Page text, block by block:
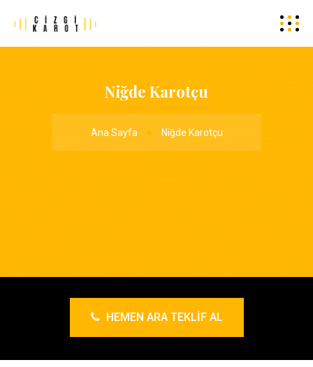
Niğde Karotçu
Ana Sayfa Niğde Karotçu
HEMEN ARA TEKLIF AL